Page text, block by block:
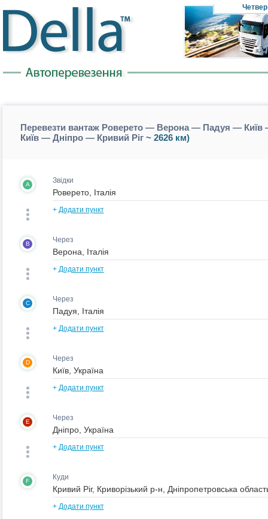
Четвер
Перевезти вантаж Роверето — Верона — Падуя —
Київ — Дніпро — Кривий Ріг~ 2626 км)
A Звідки
+ Додати пункт
B Через
+ Додати пункт
C Через
+ Додати пункт
D Через
+ Додати пункт
E Через
+ Додати пункт
F Куди
+ Додати пункт